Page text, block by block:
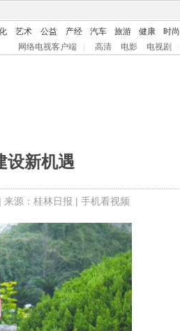
艺术 公益 产经 汽车 旅游 健康 时尚
网络电视客户端 高清 电影 电视剧
设新机遇
源：桂林日报 | 手机看视频